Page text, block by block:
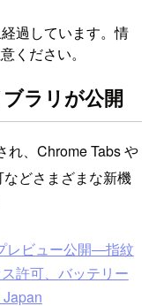
過しています。情
ください。
ラリが公開
れ、Chrome Tabs や
どさまざまな新機
レビュー公開―指紋
許可、バッテリー